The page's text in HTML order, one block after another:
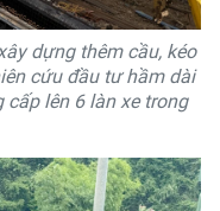
dựng thêm cầu, kéo
cứu đầu tư hầm dài
lên 6 làn xe trong